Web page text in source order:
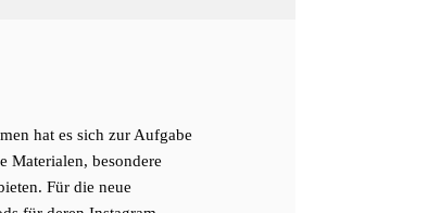
hat es sich zur Aufgabe
Materialen, besondere
Für die neue